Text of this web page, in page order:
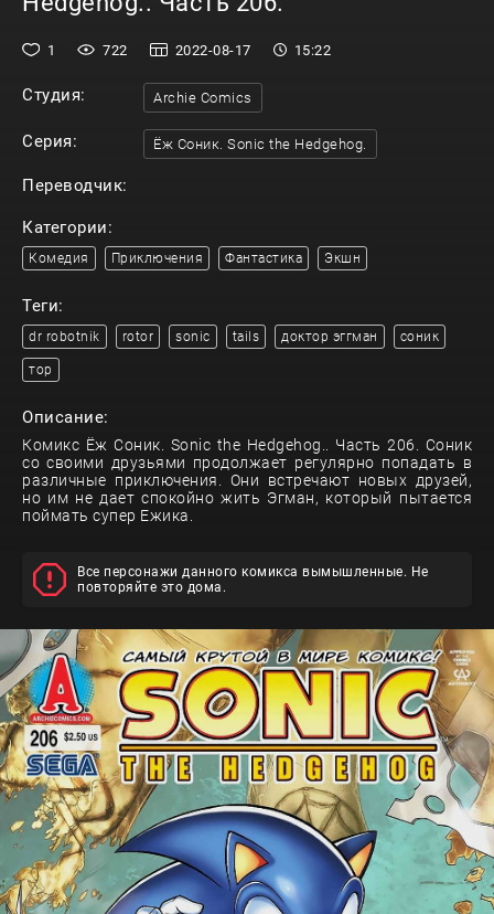
1 722 2022-08-17 15:22
Студия: Archie Comics
Серия: Ёж Соник. Sonic the Hedgehog.
Переводчик:
Категории:
Комедия Приключения Фантастика Экшн
Теги:
dr robotnik rotor sonic tails доктор эггман соник
тор
Описание:
Комикс Ёж Соник. Sonic the Hedgehog.. Часть 206. Соник
со своими друзьями продолжает регулярно попадать в
различные приключения. Они встречают новых друзей,
но им не дает спокойно жить Эгман, который пытается
поймать супер Ежика.
Все персонажи данного комикса вымышленные. Не
повторяйте это дома.